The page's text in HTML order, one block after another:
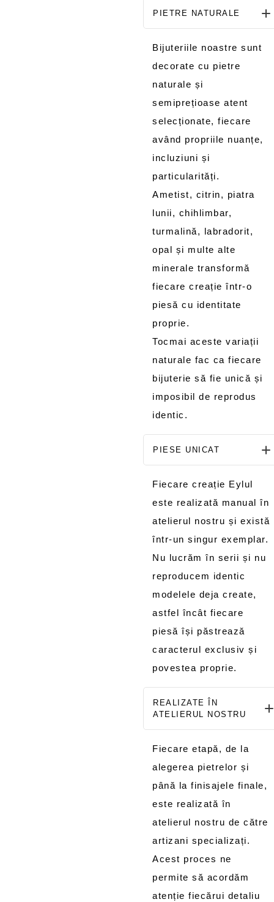
PIETRE NATURALE
Bijuteriile noastre sunt
decorate cu pietre
naturale și
semiprețioase atent
selecționate, fiecare
având propriile nuanțe,
incluziuni și
particularități.
Ametist, citrin, piatra
lunii, chihlimbar,
turmalină, labradorit,
opal și multe alte
minerale transformă
fiecare creație într-o
piesă cu identitate
proprie.
Tocmai aceste variații
naturale fac ca fiecare
bijuterie să fie unică și
imposibil de reprodus
identic.
PIESE UNICAT
Fiecare creație Eylul
este realizată manual în
atelierul nostru și există
într-un singur exemplar.
Nu lucrăm în serii și nu
reproducem identic
modelele deja create,
astfel încât fiecare
piesă își păstrează
caracterul exclusiv și
povestea proprie.
REALIZATE ÎN
ATELIERUL NOSTRU
Fiecare etapă, de la
alegerea pietrelor și
până la finisajele finale,
este realizată în
atelierul nostru de către
artizani specializați.
Acest proces ne
permite să acordăm
atenție fiecărui detaliu